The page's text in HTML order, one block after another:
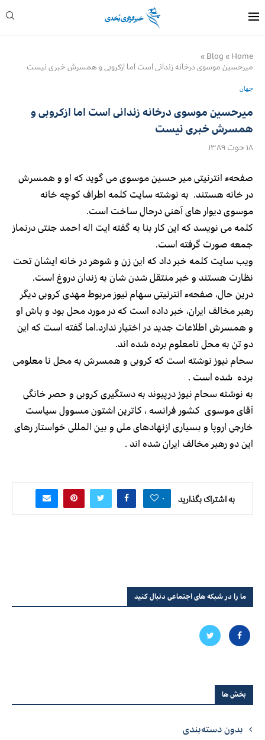
Home
»
Blog
»
میرحسین موسوی درخانه زندانی است اما ازکروبی و همسرش خبری نیست
جهان
میرحسین موسوی درخانه زندانی است اما ازکروبی و
همسرش خبری نیست
۱۸ حوت ۱۳۸۹
صفحهء انترنیتی میر حسین موسوی می گوید که او و همسرش
در خانه هستند. به نوشته سایت کلمه اطراف کوچه خانه
موسوی دیوار های آهنی درحال ساخت است.
کلمه می نویسد که این کار بنا به گفته ایت اله احمد جنتی درنماز
جمعه صورت گرفته است.
ویب سایت کلمه خبر داد که این زن و شوهر در خانه ایشان تحت
نظارت هستند و خبر منتقل شدن شان به زندان دروغ است.
درین حال، صفحهء انترنیتی سهام نیوز مربوط مهدی کروبی دیگر
رهبر مخالف ایران، خبر داده است که در مورد محل بود و باش او
و همسرش اطلاعات جدید در اختیار ندارد.اما گفته است که این
دو تن به محل نامعلوم برده شده اند.
سحام نیوز نوشته است که کروبی و همسرش به محل نا معلومی
برده شده است .
به نوشته سحام نیوز درپیوند به دستگیری کروبی و حصر خانگی
آقای موسوی کشور فرانسه ، کاترین اشتون مسوول سیاست
خارجی اروپا و بسیاری ازنهادهای ملی و بین المللی خواستار رهای
این دو رهبر مخالف ایران شده اند .
به اشتراک بگذارید ۰
ما را در شبکه های اجتماعی دنبال کنید
بخش ها
بدون دسته‌بندی